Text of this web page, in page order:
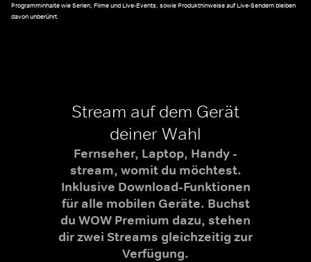
Programminhalte wie Serien, Filme und Live-Events, sowie Produkthinweise auf Live-Sendern bleiben
davon unberührt.
Stream auf dem Gerät
deiner Wahl
Fernseher, Laptop, Handy -
stream, womit du möchtest.
Inklusive Download-Funktionen
für alle mobilen Geräte. Buchst
du WOW Premium dazu, stehen
dir zwei Streams gleichzeitig zur
Verfügung.